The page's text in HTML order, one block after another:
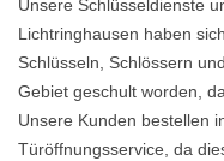
Unsere Schlüsseldienste
Lichtringhausen haben
Schlüsseln, Schlössern
Gebiet geschult worden,
Unsere Kunden bestellen
Türöffnungsservice, da